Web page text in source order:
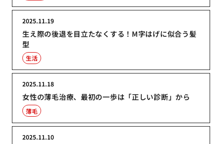
生え際の後退を目立たなくする！M字はげに似合う髪
型
2025.11.19
生活
女性の薄毛治療、最初の一歩は「正しい診断」から
2025.11.18
薄毛
2025.11.10